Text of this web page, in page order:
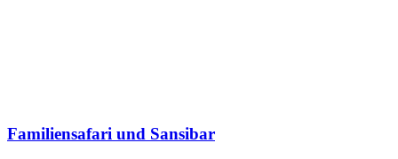
Familiensafari und Sansibar